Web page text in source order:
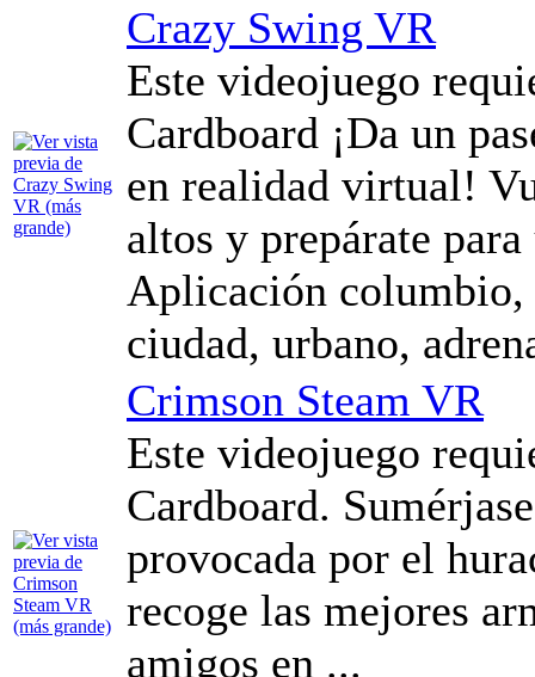
Crazy Swing VR
Este videojuego
Cardboard ¡Da un
en realidad virtual!
altos y prepárate
Aplicación
ciudad, urbano,
Crimson Steam VR
Este videojuego
Cardboard.
provocada por el
recoge las mejores
amigos en ...